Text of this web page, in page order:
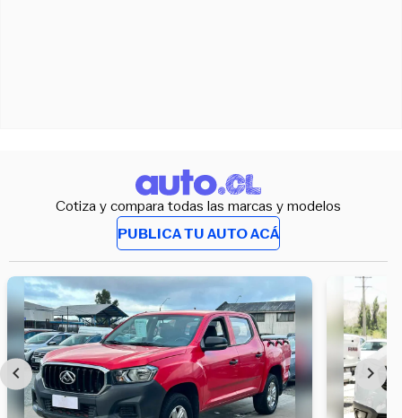
Cotiza y compara todas las marcas y modelos
PUBLICA TU AUTO ACÁ